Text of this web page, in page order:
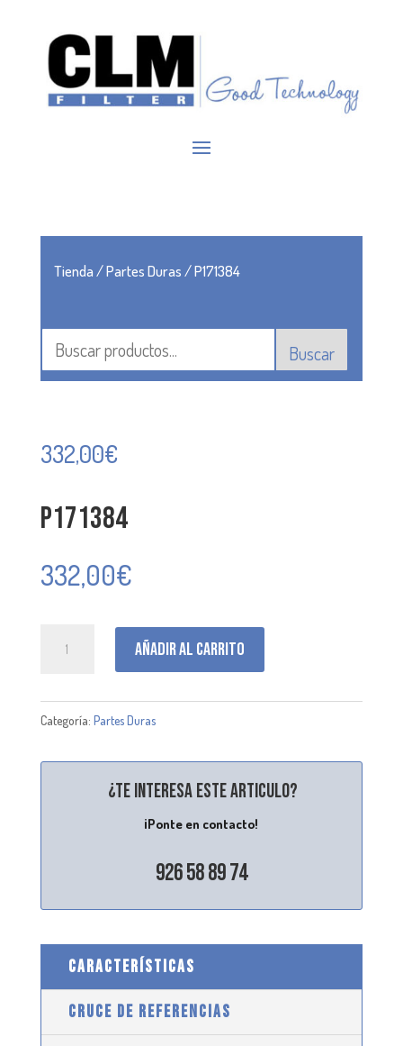
Tienda/Partes Duras/ P171384
Buscar
332,00€
P171384
332,00€
Añadir al carrito
Categoría: Partes Duras
¿Te interesa este articulo?
¡Ponte en contacto!
926 58 89 74
CARACTERÍSTICAS
CRUCE DE REFERENCIAS